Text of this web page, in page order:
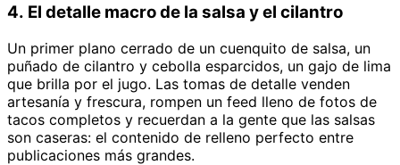
4. El detalle macro de la salsa y el cilantro
Un primer plano cerrado de un cuenquito de salsa, un
puñado de cilantro y cebolla esparcidos, un gajo de lima
que brilla por el jugo. Las tomas de detalle venden
artesanía y frescura, rompen un feed lleno de fotos de
tacos completos y recuerdan a la gente que las salsas
son caseras: el contenido de relleno perfecto entre
publicaciones más grandes.